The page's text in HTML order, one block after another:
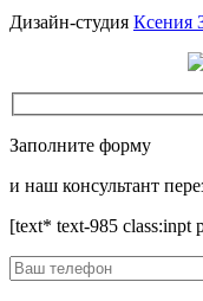
Дизайн-студия Ксения
Заполните форму
и наш консультант
[text* text-985 class:inpt